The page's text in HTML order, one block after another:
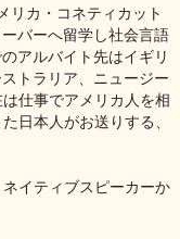
リカ・コネティカット
バーへ留学し社会言語
アルバイト先はイギリ
トラリア、ニュージー
仕事でアメリカ人を相
日本人がお送りする、
イティブスピーカーか